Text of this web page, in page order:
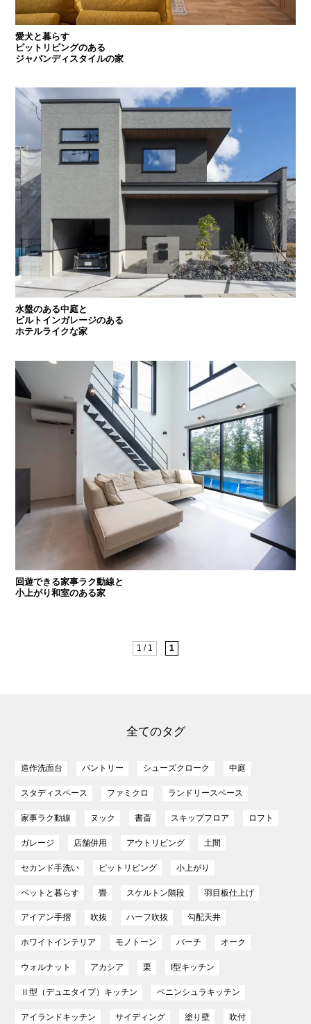
愛犬と暮らす
ピットリビングのある
ジャパンディスタイルの家
水盤のある中庭と
ビルトインガレージのある
ホテルライクな家
回遊できる家事ラク動線と
小上がり和室のある家
1 / 1 1
全てのタグ
造作洗面台 パントリー シューズクローク 中庭
スタディスペース ファミクロ ランドリースペース
家事ラク動線 ヌック 書斎 スキップフロア ロフト
ガレージ 店舗併用 アウトリビング 土間
セカンド手洗い ピットリビング 小上がり
ペットと暮らす 畳 スケルトン階段 羽目板仕上げ
アイアン手摺 吹抜 ハーフ吹抜 勾配天井
ホワイトインテリア モノトーン バーチ オーク
ウォルナット アカシア 栗 I型キッチン
Ⅱ型（デュエタイプ）キッチン ペニンシュラキッチン
アイランドキッチン サイディング 塗り壁 吹付